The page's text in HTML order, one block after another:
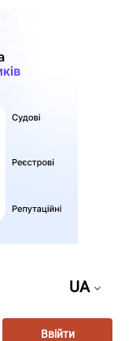
UA
Ввійти